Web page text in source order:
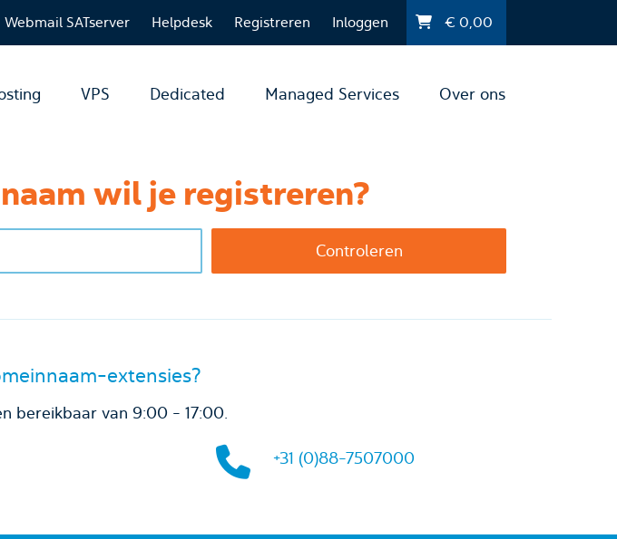
Webmail SATserver Helpdesk Registreren Inloggen €0,00
VPS Dedicated Managed Services Over ons
wil je registreren?
extensies?
bereikbaar van 9:00 - 17:00.
+31 (0)88-7507000